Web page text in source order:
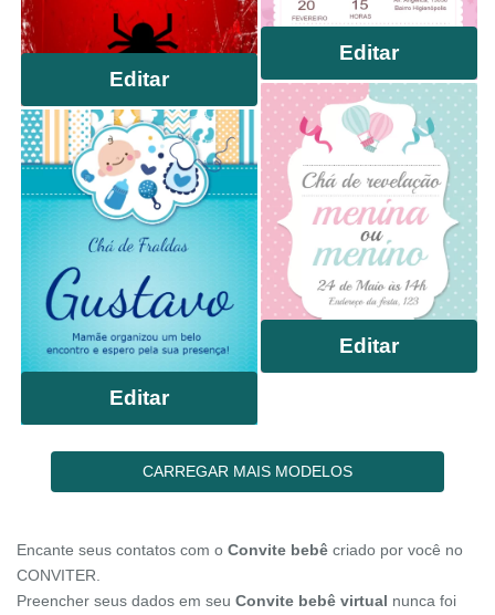
Editar
Editar
Editar
Editar
CARREGAR MAIS MODELOS
Encante seus contatos com o Convite bebê criado por você no
CONVITER.
Preencher seus dados em seu Convite bebê virtual nunca foi